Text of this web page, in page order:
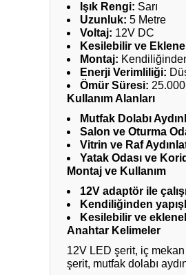
Işık Rengi: Sarı
Uzunluk: 5 Metre
Voltaj: 12V DC
Kesilebilir ve
Montaj:
Enerji Verimliliği:
Ömür Süresi:
Kullanım Alanları
Mutfak Dolabı
Salon ve Oturma
Vitrin ve Raf
Yatak Odası ve
Montaj ve Kullanım
12V adaptör ile
Kendiliğinden
Kesilebilir ve
Anahtar Kelimeler
12V LED şerit, iç
şerit, mutfak dolabı